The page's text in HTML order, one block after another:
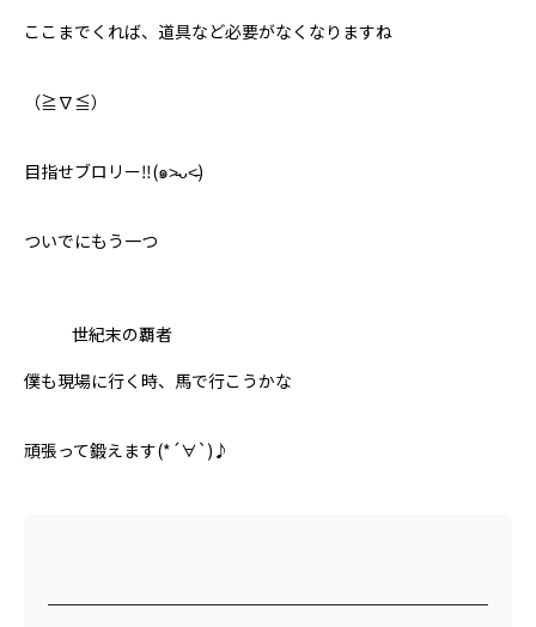
ここまでくれば、道具など必要がなくなりますね
（≧∇≦）
目指せブロリー‼︎(๑˃̵ᴗ˂̵)
ついでにもう一つ
世紀末の覇者
僕も現場に行く時、馬で行こうかな
頑張って鍛えます(*´∀`)♪